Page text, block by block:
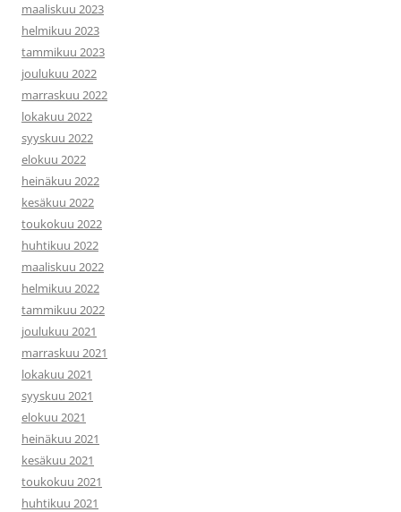
maaliskuu 2023
helmikuu 2023
tammikuu 2023
joulukuu 2022
marraskuu 2022
lokakuu 2022
syyskuu 2022
elokuu 2022
heinäkuu 2022
kesäkuu 2022
toukokuu 2022
huhtikuu 2022
maaliskuu 2022
helmikuu 2022
tammikuu 2022
joulukuu 2021
marraskuu 2021
lokakuu 2021
syyskuu 2021
elokuu 2021
heinäkuu 2021
kesäkuu 2021
toukokuu 2021
huhtikuu 2021